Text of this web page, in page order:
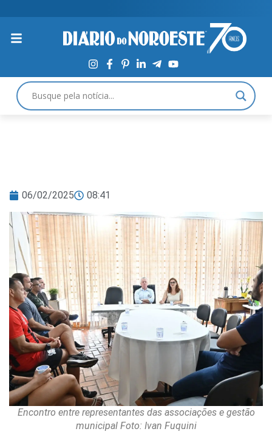
06/02/2025 08:41
Encontro entre representantes das associações e gestão
municipal Foto: Ivan Fuquini